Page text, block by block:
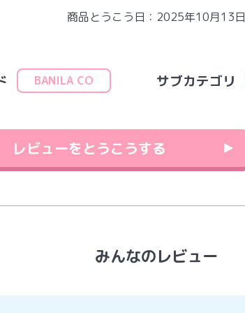
商品とうこう日：2025年10月13日
BANILA CO サブカテゴリ
レビューをとうこうする
みんなのレビュー